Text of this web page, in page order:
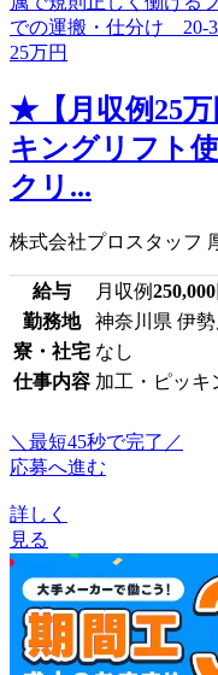
★【月収例25
キングリフト
クリ...
株式会社プロスタッフ
給与 月収例250,000
勤務地
神奈川県 伊
寮・社宅 なし
仕事内容 加工・ピッキ
＼最短45秒で完了／
応募へ進む
詳しく
見る